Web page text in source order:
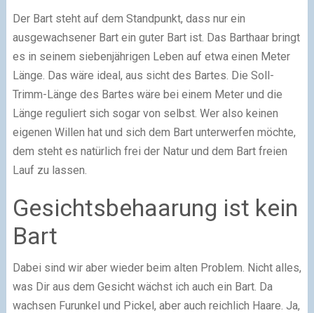
Der Bart steht auf dem Standpunkt, dass nur ein
ausgewachsener Bart ein guter Bart ist. Das Barthaar bringt
es in seinem siebenjährigen Leben auf etwa einen Meter
Länge. Das wäre ideal, aus sicht des Bartes. Die Soll-
Trimm-Länge des Bartes wäre bei einem Meter und die
Länge reguliert sich sogar von selbst. Wer also keinen
eigenen Willen hat und sich dem Bart unterwerfen möchte,
dem steht es natürlich frei der Natur und dem Bart freien
Lauf zu lassen.
Gesichtsbehaarung ist kein
Bart
Dabei sind wir aber wieder beim alten Problem. Nicht alles,
was Dir aus dem Gesicht wächst ich auch ein Bart. Da
wachsen Furunkel und Pickel, aber auch reichlich Haare. Ja,